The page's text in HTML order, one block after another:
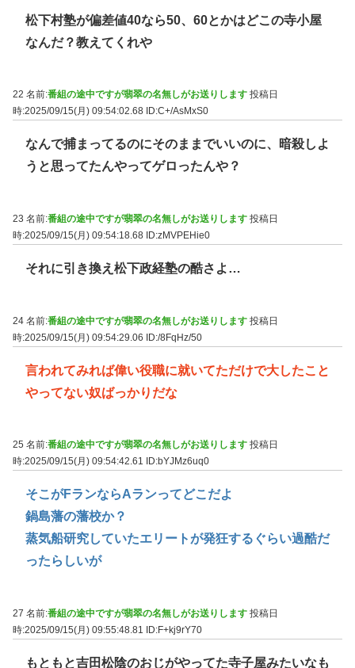
松下村塾が偏差値40なら50、60とかはどこの寺小屋
なんだ？教えてくれや
22 名前:番組の途中ですが翡翠の名無しがお送りします 投稿日
時:2025/09/15(月) 09:54:02.68 ID:C+/AsMxS0
なんで捕まってるのにそのままでいいのに、暗殺しよ
うと思ってたんやってゲロったんや？
23 名前:番組の途中ですが翡翠の名無しがお送りします 投稿日
時:2025/09/15(月) 09:54:18.68 ID:zMVPEHie0
それに引き換え松下政経塾の酷さよ…
24 名前:番組の途中ですが翡翠の名無しがお送りします 投稿日
時:2025/09/15(月) 09:54:29.06 ID:/8FqHz/50
言われてみれば偉い役職に就いてただけで大したこと
やってない奴ばっかりだな
25 名前:番組の途中ですが翡翠の名無しがお送りします 投稿日
時:2025/09/15(月) 09:54:42.61
ID:bYJMz6uq0
そこがFランならAランってどこだよ
鍋島藩の藩校か？
蒸気船研究していたエリートが発狂するぐらい過酷だ
ったらしいが
27 名前:番組の途中ですが翡翠の名無しがお送りします 投稿日
時:2025/09/15(月) 09:55:48.81 ID:F+kj9rY70
もともと吉田松陰のおじがやってた寺子屋みたいなも